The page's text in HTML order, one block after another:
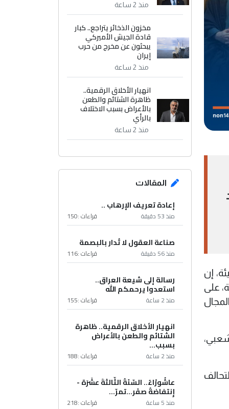
إن
على
منذ 2 ساعة
مخزون الذخائر يتراجع.. كبار
قادة الجيش الأميركي
يبحثون عن مخرج من حرب
إيران
منذ 2 ساعة
انهيار الأخلاق الرقمية..
ظاهرة الشتائم والطعن
بالأعراض بسبب الاختلاف
بالرأي
منذ 2 ساعة
المقالات
إعادة تعريف الإرهاب ..
منذ 53 دقيقة قراءات :150
صناعة العقول لا تُدار بالبصمة
منذ 56 دقيقة قراءات :116
رسالة إلى شيعة العراق..
استعدوا يرحمكم الله
منذ 2 ساعة قراءات :155
انهيار الأخلاق الرقمية.. ظاهرة
الشتائم والطعن بالأعراض
بسبب...
منذ 2 ساعة قراءات :188
عاشُورْاءُ.. السّنَةُ الثّالثةَ عشَرَة -
إِنتفاضةُ صفَر…تمرّ...
منذ 5 ساعة قراءات :218